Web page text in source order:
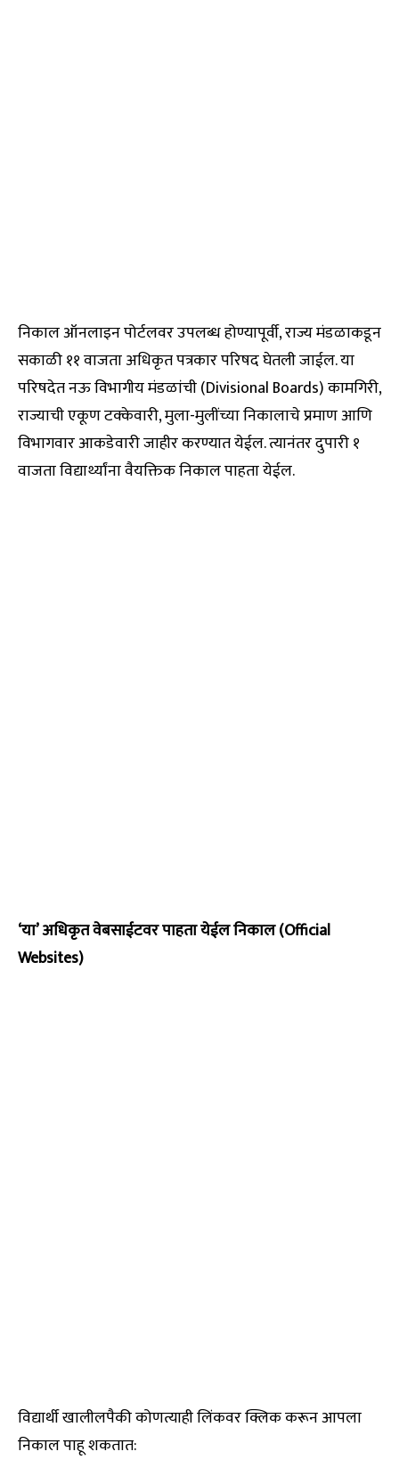
निकाल ऑनलाइन पोर्टलवर उपलब्ध होण्यापूर्वी, राज्य मंडळाकडून
सकाळी ११ वाजता अधिकृत पत्रकार परिषद घेतली जाईल. या
परिषदेत नऊ विभागीय मंडळांची (Divisional Boards) कामगिरी,
राज्याची एकूण टक्केवारी, मुला-मुलींच्या निकालाचे प्रमाण आणि
विभागवार आकडेवारी जाहीर करण्यात येईल. त्यानंतर दुपारी १
वाजता विद्यार्थ्यांना वैयक्तिक निकाल पाहता येईल.
‘या’ अधिकृत वेबसाईटवर पाहता येईल निकाल (Official
Websites)
विद्यार्थी खालीलपैकी कोणत्याही लिंकवर क्लिक करून आपला
निकाल पाहू शकतात: